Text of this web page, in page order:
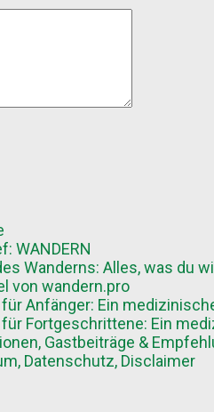
WANDERN
Wanderns: Alles, was du
von wandern.pro
Anfänger: Ein
Fortgeschrittene: Ein
Gastbeiträge &
Datenschutz, Disclaimer